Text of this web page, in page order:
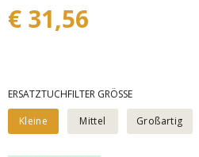
€ 31,56
ERSATZTUCHFILTER GRÖSSE
Kleine
Mittel Großartig